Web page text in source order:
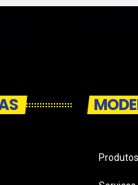
Produtos